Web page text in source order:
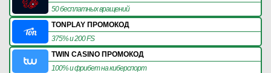
50 бесплатных вращений
TONPLAY ПРОМОКОД
375% и 200 FS
TWIN CASINO ПРОМОКОД
100% и фрибет на киберспорт